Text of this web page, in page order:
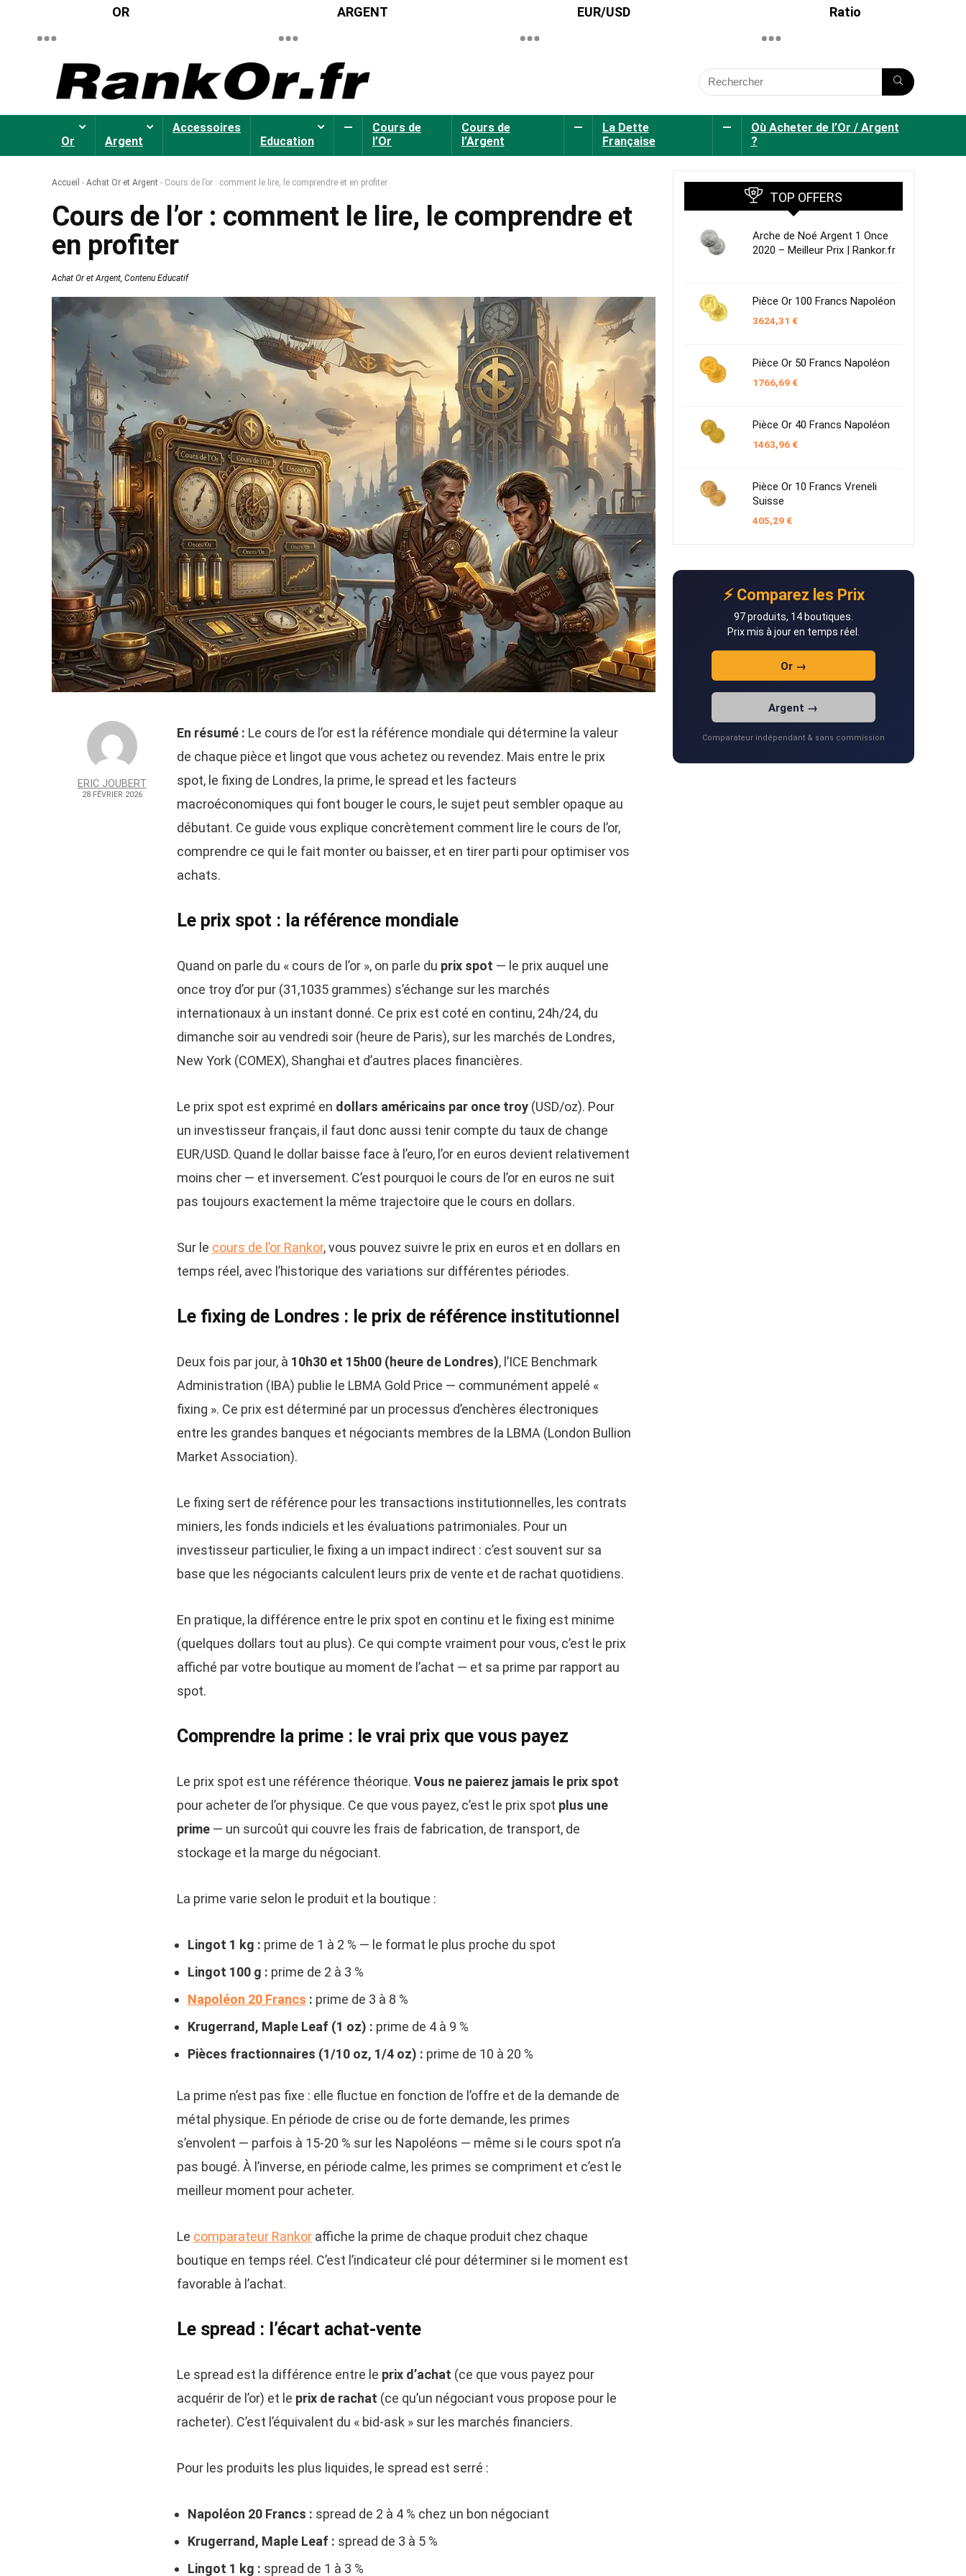
OR ARGENT EUR/USD Ratio
Or Argent
Accessoires
Education
—
Cours de
l’Or
Cours de
l’Argent
—
La Dette
Française
—
Où Acheter de l’Or / Argent
?
Accueil - Achat Or et Argent - Cours de l’or : comment le lire, le comprendre et en profiter
Cours de l’or : comment le lire, le comprendre et
en profiter
Achat Or et Argent, Contenu Educatif
ERIC JOUBERT
28 FÉVRIER 2026
En résumé : Le cours de l’or est la référence mondiale qui détermine la valeur
de chaque pièce et lingot que vous achetez ou revendez. Mais entre le prix
spot, le fixing de Londres, la prime, le spread et les facteurs
macroéconomiques qui font bouger le cours, le sujet peut sembler opaque au
débutant. Ce guide vous explique concrètement comment lire le cours de l’or,
comprendre ce qui le fait monter ou baisser, et en tirer parti pour optimiser vos
achats.
Le prix spot : la référence mondiale
Quand on parle du « cours de l’or », on parle du prix spot — le prix auquel une
once troy d’or pur (31,1035 grammes) s’échange sur les marchés
internationaux à un instant donné. Ce prix est coté en continu, 24h/24, du
dimanche soir au vendredi soir (heure de Paris), sur les marchés de Londres,
New York (COMEX), Shanghai et d’autres places financières.
Le prix spot est exprimé en dollars américains par once troy(USD/oz). Pour
un investisseur français, il faut donc aussi tenir compte du taux de change
EUR/USD. Quand le dollar baisse face à l’euro, l’or en euros devient relativement
moins cher — et inversement. C’est pourquoi le cours de l’or en euros ne suit
pas toujours exactement la même trajectoire que le cours en dollars.
Sur le cours de l’or Rankor, vous pouvez suivre le prix en euros et en dollars en
temps réel, avec l’historique des variations sur différentes périodes.
Le fixing de Londres : le prix de référence institutionnel
Deux fois par jour, à 10h30 et 15h00 (heure de Londres), l’ICE Benchmark
Administration (IBA) publie le LBMA Gold Price — communément appelé «
fixing ». Ce prix est déterminé par un processus d’enchères électroniques
entre les grandes banques et négociants membres de la LBMA (London Bullion
Market Association).
Le fixing sert de référence pour les transactions institutionnelles, les contrats
miniers, les fonds indiciels et les évaluations patrimoniales. Pour un
investisseur particulier, le fixing a un impact indirect : c’est souvent sur sa
base que les négociants calculent leurs prix de vente et de rachat quotidiens.
En pratique, la différence entre le prix spot en continu et le fixing est minime
(quelques dollars tout au plus). Ce qui compte vraiment pour vous, c’est le prix
affiché par votre boutique au moment de l’achat — et sa prime par rapport au
spot.
Comprendre la prime : le vrai prix que vous payez
Le prix spot est une référence théorique. Vous ne paierez jamais le prix spot
pour acheter de l’or physique. Ce que vous payez, c’est le prix spot plus une
prime— un surcoût qui couvre les frais de fabrication, de transport, de
stockage et la marge du négociant.
La prime varie selon le produit et la boutique :
Lingot 1 kg : prime de 1 à 2 % — le format le plus proche du spot
Lingot 100 g : prime de 2 à 3 %
Napoléon 20 Francs : prime de 3 à 8 %
Krugerrand, Maple Leaf (1 oz) : prime de 4 à 9 %
Pièces fractionnaires (1/10 oz, 1/4 oz) : prime de 10 à 20 %
La prime n’est pas fixe : elle fluctue en fonction de l’offre et de la demande de
métal physique. En période de crise ou de forte demande, les primes
s’envolent — parfois à 15-20 % sur les Napoléons — même si le cours spot n’a
pas bougé. À l’inverse, en période calme, les primes se compriment et c’est le
meilleur moment pour acheter.
Le comparateur Rankoraffiche la prime de chaque produit chez chaque
boutique en temps réel. C’est l’indicateur clé pour déterminer si le moment est
favorable à l’achat.
Le spread : l’écart achat-vente
Le spread est la différence entre le prix d’achat (ce que vous payez pour
acquérir de l’or) et le prix de rachat (ce qu’un négociant vous propose pour le
racheter). C’est l’équivalent du « bid-ask » sur les marchés financiers.
Pour les produits les plus liquides, le spread est serré :
Napoléon 20 Francs : spread de 2 à 4 % chez un bon négociant
Krugerrand, Maple Leaf : spread de 3 à 5 %
Lingot 1 kg : spread de 1 à 3 %
TOP OFFERS
Arche de Noé Argent 1 Once
2020 – Meilleur Prix | Rankor.fr
Pièce Or 100 Francs Napoléon
3624,31 €
Pièce Or 50 Francs Napoléon
1766,69€
Pièce Or 40 Francs Napoléon
1463,96€
Pièce Or 10 Francs Vreneli
Suisse
405,29€
⚡ Comparez les Prix
97 produits, 14 boutiques.
Prix mis à jour en temps réel.
Or →
Argent →
Comparateur indépendant & sans commission